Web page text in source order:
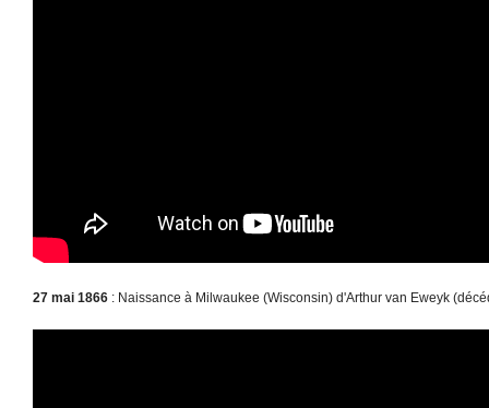
27 mai 1866 : Naissance à Milwaukee (Wisconsin) d'Arthur van Eweyk